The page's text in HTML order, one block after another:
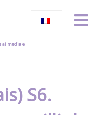
ai media e
S6.